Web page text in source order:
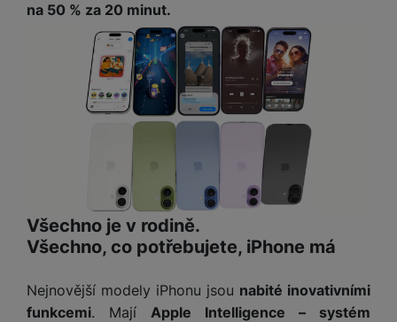
p
o
č
ít
a
č
i
l
y
p
r
o
t
e
z
e
á
m
p
w
e
r
b
o
e
r
y
M
ic
H
S
t
M
ul
m
é
na 50 % za 20 minut.
Všechno je v rodině.
Všechno, co potřebujete, iPhone má
Nejnovější modely iPhonu jsou nabité inovativními
funkcemi. Mají Apple Intelligence – systém